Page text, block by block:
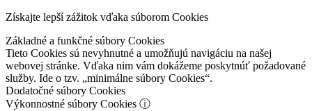
Získajte lepší zážitok vďaka súborom Cookies
Základné a funkčné súbory Cookies
Tieto Cookies sú nevyhnutné a umožňujú navigáciu na našej
webovej stránke. Vďaka nim vám dokážeme poskytnúť požadované
služby. Ide o tzv. „minimálne súbory Cookies“.
Dodatočné súbory Cookies
Výkonnostné súbory Cookies ⓘ